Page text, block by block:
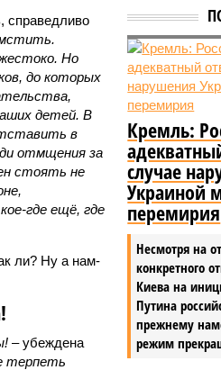
Кремль:
случае
Украиной
перемирия
Несмотря на
конкретного
Киева на
Путина
прежнему
режим
справедливо
Но
до которых
детей. В
в
отмщения за
стоять не
где ещё, где
ли? Ну а нам-
– убеждена
терпеть